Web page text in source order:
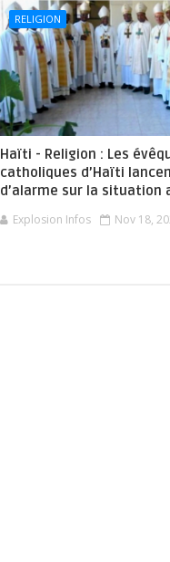
RELIGION
Haïti - Religion : Les
catholiques d’Haïti
d’alarme sur la situation
Explosion Infos Nov 18,